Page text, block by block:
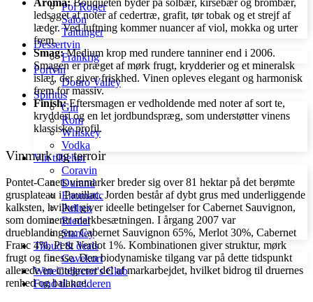
Pol Roger
Salon
Taittinger
Dessertvin
Frankrig
Portvin
Douro Valley
Spiritus
Gin
Rom
Whiskey
Vodka
Vin tilbehør
Coravin
Durand
Enomatic
Pulltex
Riedel
Stanley
Tilbud & deals
Gavekort
WineCollector's Club
Fund til kælderen
Aroma:Bouqueten byder på solbær, kirsebær og brombær,
ledsaget af noter af cedertræ, grafit, tør tobak og et strejf af
læder. Ved luftning kommer nuancer af viol, mokka og urter
frem.
Smag:Medium krop med rundere tanniner end i 2006.
Smagen er præget af mørk frugt, krydderier og et mineralsk
islæt, der giver friskhed. Vinen opleves elegant og harmonisk
frem for massiv.
Finish:Eftersmagen er vedholdende med noter af sort te,
krydderi og en let jordbundspræg, som understøtter vinens
klassiske profil.
Vinmark og terroir
Pontet-Canets vinmarker breder sig over 81 hektar på det berømte
grusplateau i Pauillac. Jorden består af dybt grus med underliggende
kalksten, hvilket giver ideelle betingelser for Cabernet Sauvignon,
som dominerer markbesætningen. I årgang 2007 var
drueblandingen: Cabernet Sauvignon 65%, Merlot 30%, Cabernet
Franc 4%, Petit Verdot 1%. Kombinationen giver struktur, mørk
frugt og finesse. Den biodynamiske tilgang var på dette tidspunkt
allerede en integreret del af markarbejdet, hvilket bidrog til druernes
renhed og balance.